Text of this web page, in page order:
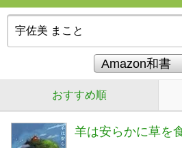
おすすめ順
羊は安らかに草を